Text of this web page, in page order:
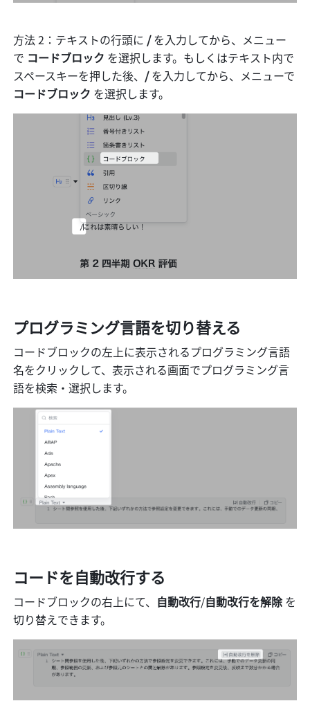
方法 2：テキストの行頭に / を入力してから、メニュー
で コードブロック を選択します。もしくはテキスト内で
スペースキーを押した後、 /
コードブロック を選択します。
プログラミング言語を切り替える
コードブロックの左上に表示されるプログラミング言語
名をクリックして、表示される画面でプログラミング言
語を検索・選択します。
コードを自動改行する
コードブロックの右上にて、 自動改行/自動改行を解除 を
切り替えできます。